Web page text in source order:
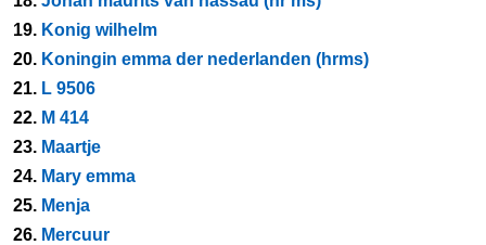
19. Konig wilhelm
20. Koningin emma der nederlanden (hrms)
21. L 9506
22. M 414
23. Maartje
24. Mary emma
25. Menja
26. Mercuur